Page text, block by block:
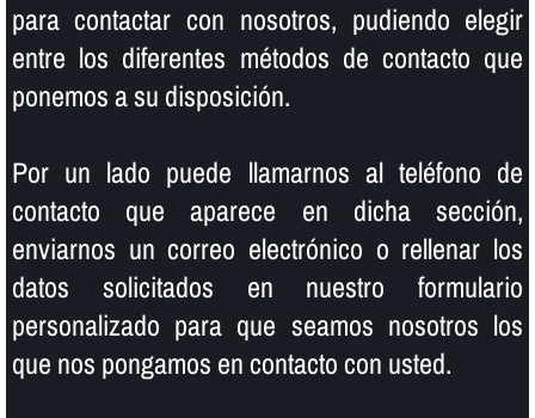
para contactar con nosotros, pudiendo elegir
entre los diferentes métodos de contacto que
ponemos a su disposición.
Por un lado puede llamarnos al teléfono de
contacto que aparece en dicha sección,
enviarnos un correo electrónico o rellenar los
datos solicitados en nuestro formulario
personalizado para que seamos nosotros los
que nos pongamos en contacto con usted.